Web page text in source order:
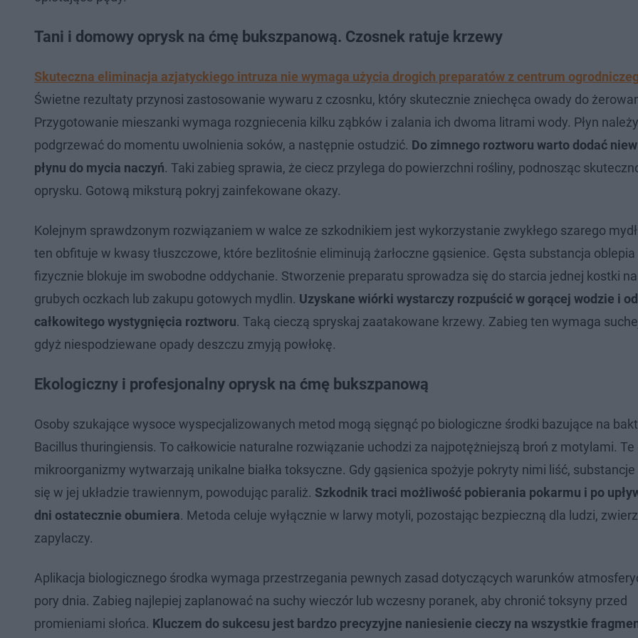
Tani i domowy oprysk na ćmę bukszpanową. Czosnek ratuje krzewy
Skuteczna eliminacja azjatyckiego intruza nie wymaga użycia drogich preparatów z centrum
Świetne rezultaty przynosi zastosowanie wywaru z czosnku, który skutecznie zniechęca owady do
Przygotowanie mieszanki wymaga rozgniecenia kilku ząbków i zalania ich dwoma litrami wody. Płyn należy
podgrzewać do momentu uwolnienia soków, a następnie ostudzić. Do zimnego roztworu warto dodać
płynu do mycia naczyń. Taki zabieg sprawia, że ciecz przylega do powierzchni rośliny, podnosząc
oprysku. Gotową miksturą pokryj zainfekowane okazy.
Kolejnym sprawdzonym rozwiązaniem w walce ze szkodnikiem jest wykorzystanie zwykłego szarego
ten obfituje w kwasy tłuszczowe, które bezlitośnie eliminują żarłoczne gąsienice. Gęsta substancja
fizycznie blokuje im swobodne oddychanie. Stworzenie preparatu sprowadza się do starcia jednej kostki
grubych oczkach lub zakupu gotowych mydlin. Uzyskane wiórki wystarczy rozpuścić w gorącej wodzie i
całkowitego wystygnięcia roztworu. Taką cieczą spryskaj zaatakowane krzewy. Zabieg ten wymaga
gdyż niespodziewane opady deszczu zmyją powłokę.
Ekologiczny i profesjonalny oprysk na ćmę bukszpanową
Osoby szukające wysoce wyspecjalizowanych metod mogą sięgnąć po biologiczne środki bazujące na
Bacillus thuringiensis. To całkowicie naturalne rozwiązanie uchodzi za najpotężniejszą broń z motylami.
mikroorganizmy wytwarzają unikalne białka toksyczne. Gdy gąsienica spożyje pokryty nimi liść,
się w jej układzie trawiennym, powodując paraliż. Szkodnik traci możliwość pobierania pokarmu i po
dni ostatecznie obumiera. Metoda celuje wyłącznie w larwy motyli, pozostając bezpieczną dla ludzi,
zapylaczy.
Aplikacja biologicznego środka wymaga przestrzegania pewnych zasad dotyczących warunków
pory dnia. Zabieg najlepiej zaplanować na suchy wieczór lub wczesny poranek, aby chronić toksyny przed
promieniami słońca. Kluczem do sukcesu jest bardzo precyzyjne naniesienie cieczy na wszystkie